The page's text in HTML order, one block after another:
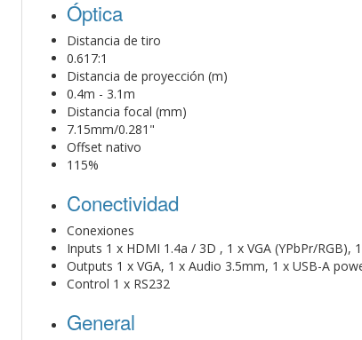
Óptica
Distancia de tiro
0.617:1
Distancia de proyección (m)
0.4m - 3.1m
Distancia focal (mm)
7.15mm/0.281"
Offset nativo
115%
Conectividad
Conexiones
Inputs 1 x HDMI 1.4a / 3D , 1 x VGA (YPbPr/
Outputs 1 x VGA, 1 x Audio 3.5mm, 1 x USB-A
Control 1 x RS232
General